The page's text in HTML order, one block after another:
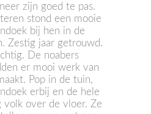
zijn goed te pas.
stond een mooie
bij hen in de
Zestig jaar getrouwd.
De noabers
er mooi werk van
Pop in de tuin,
erbij en de hele
volk over de vloer. Ze